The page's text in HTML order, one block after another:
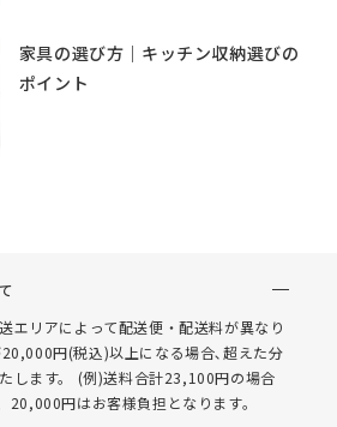
家具の選び方｜キッチン収納選びの
ポイント
エリアによって配送便・配送料が異なり
円(税込)以上になる場合､超えた分
します。 (例)送料合計23,100円の場合
円はお客様負担となります。